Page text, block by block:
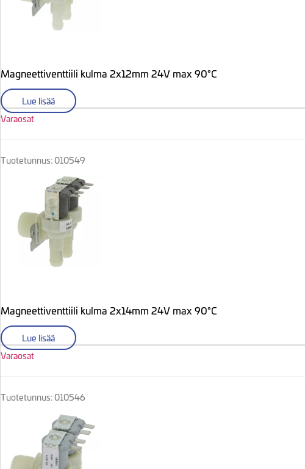
Magneettiventtiili kulma 2x12mm 24V max 90°C
Lue lisää
Varaosat
Tuotetunnus: 010549
Magneettiventtiili kulma 2x14mm 24V max 90°C
Lue lisää
Varaosat
Tuotetunnus: 010546